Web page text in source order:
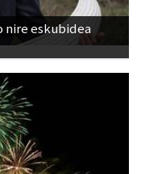
nire eskubidea